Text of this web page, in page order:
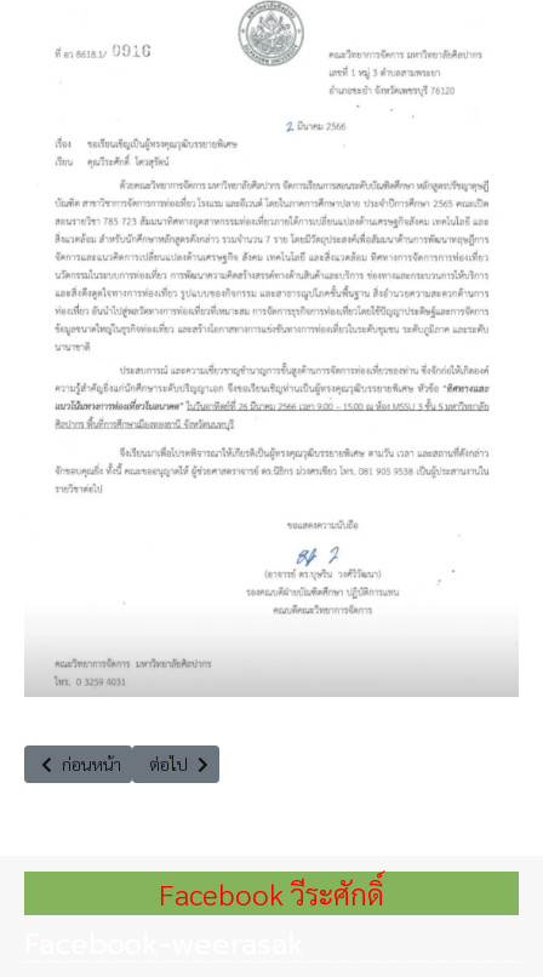
เนื้อหาก่อนหน้า: ประชุม "การท่องเที่ยวเพื่อคนทั้งมวลกับหมุดหมายของนัก
ก่อนหน้า เนื้อหาถัดไป: งานสัมมนา เรื่อง “คุณภาพสิ่งแวดล้อม คุณภา
ต่อไป
Facebook วีระศักดิ์